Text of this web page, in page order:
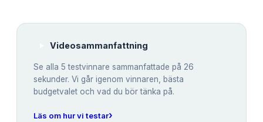
Videosammanfattning
Se alla 5 testvinnare sammanfattade på 26
sekunder. Vi går igenom vinnaren, bästa
budgetvalet och vad du bör tänka på.
Läs om hur vi testar›